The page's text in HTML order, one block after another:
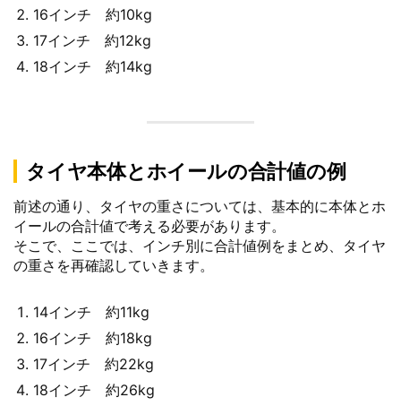
16インチ 約10kg
17インチ 約12kg
18インチ 約14kg
タイヤ本体とホイールの合計値の例
前述の通り、タイヤの重さについては、基本的に本体とホ
イールの合計値で考える必要があります。
そこで、ここでは、インチ別に合計値例をまとめ、タイヤ
の重さを再確認していきます。
14インチ 約11kg
16インチ 約18kg
17インチ 約22kg
18インチ 約26kg